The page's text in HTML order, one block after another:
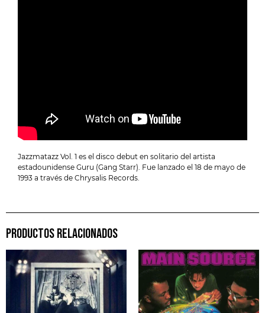
Jazzmatazz Vol. 1 es el disco debut en solitario del artista
estadounidense Guru (Gang Starr). Fue lanzado el 18 de mayo de
1993 a través de Chrysalis Records.
PRODUCTOS RELACIONADOS